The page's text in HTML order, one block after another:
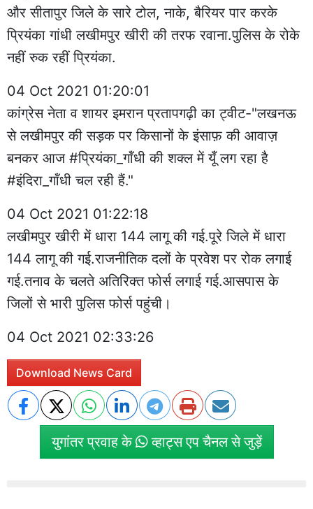
और सीतापुर जिले के सारे टोल, नाके, बैरियर पार करके
प्रियंका गांधी लखीमपुर खीरी की तरफ रवाना.पुलिस के रोके
नहीं रुक रहीं प्रियंका.
04 Oct 2021 01:20:01
कांग्रेस नेता व शायर इमरान प्रतापगढ़ी का ट्वीट-"लखनऊ
से लखीमपुर की सड़क पर किसानों के इंसाफ़ की आवाज़
बनकर आज #प्रियंका_गॉंधी की शक्ल में यूँ लग रहा है
#इंदिरा_गॉंधी चल रही हैं."
04 Oct 2021 01:22:18
लखीमपुर खीरी में धारा 144 लागू की गई.पूरे जिले में धारा
144 लागू की गई.राजनीतिक दलों के प्रवेश पर रोक लगाई
गई.तनाव के चलते अतिरिक्त फोर्स लगाई गई.आसपास के
जिलों से भारी पुलिस फोर्स पहुंची।
04 Oct 2021 02:33:26
Download News Card
युगांतर प्रवाह के व्हाट्स एप चैनल से जुड़ें